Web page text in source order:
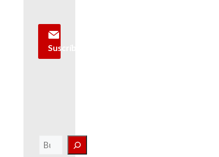
Suscríbete
Buscar